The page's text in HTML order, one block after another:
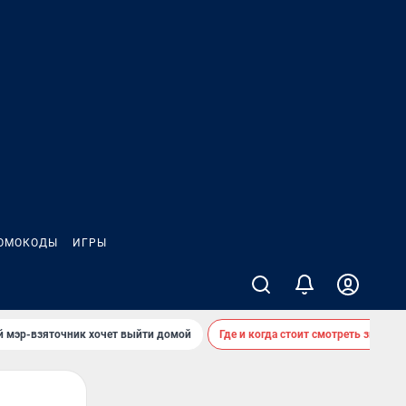
ИГРЫ
мэр-взяточник хочет выйти домой Где и когда стоит смотреть